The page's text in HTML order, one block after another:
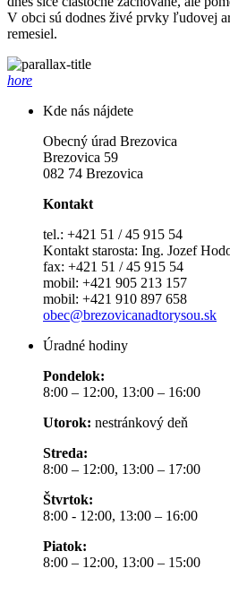
V obci sú dodnes živé prvky ľudovej
remesiel.
hore
Kde nás nájdete
Obecný úrad Brezovica
Brezovica 59
082 74 Brezovica
Kontakt
tel.: +421 51 / 45 915 54
Kontakt starosta: Ing. Jozef
fax: +421 51 / 45 915 54
mobil: +421 905 213 157
mobil: +421 910 897 658
obec@brezovicanadtorysou.sk
Úradné hodiny
Pondelok:
8:00 – 12:00, 13:00 – 16:00
Utorok: nestránkový deň
Streda:
8:00 – 12:00, 13:00 – 17:00
Štvrtok:
8:00 - 12:00, 13:00 – 16:00
Piatok:
8:00 – 12:00, 13:00 – 15:00